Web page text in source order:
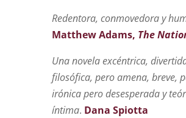
Redentora, conmovedora y
Matthew Adams, The
Una novela excéntrica,
filosófica, pero amena, breve,
irónica pero desesperada y
íntima. Dana Spiotta